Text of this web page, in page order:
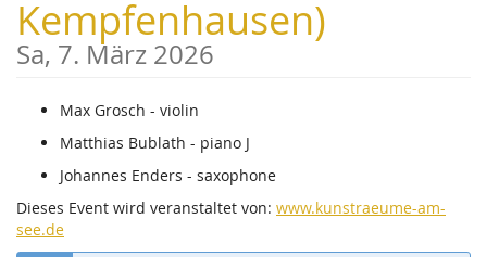
Kempfenhausen)
Sa, 7. März 2026
Max Grosch - violin
Matthias Bublath - piano J
Johannes Enders - saxophone
Dieses Event wird veranstaltet von: www.kunstraeume-am-
see.de